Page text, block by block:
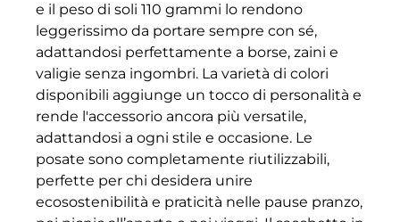
e il peso di soli 110 grammi lo rendono
leggerissimo da portare sempre con sé,
adattandosi perfettamente a borse, zaini e
valigie senza ingombri. La varietà di colori
disponibili aggiunge un tocco di personalità e
rende l'accessorio ancora più versatile,
adattandosi a ogni stile e occasione. Le
posate sono completamente riutilizzabili,
perfette per chi desidera unire
ecosostenibilità e praticità nelle pause pranzo,